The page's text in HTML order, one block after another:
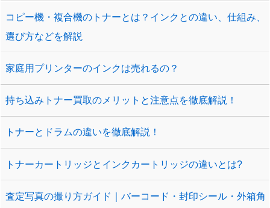
コピー機・複合機のトナーとは？インクとの違い、仕組み、
選び方などを解説
家庭用プリンターのインクは売れるの？
持ち込みトナー買取のメリットと注意点を徹底解説！
トナーとドラムの違いを徹底解説！
トナーカートリッジとインクカートリッジの違いとは?
査定写真の撮り方ガイド｜バーコード・封印シール・外箱角